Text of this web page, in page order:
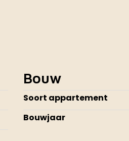
Bouw
Soort appartement
Bouwjaar